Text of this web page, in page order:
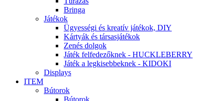
Bringa
Játékok
Ügyességi és kreatív játékok, DIY
Kártyák és társasjátékok
Zenés dolgok
Játék felfedezőknek - HUCKLEBERRY
Játék a legkisebbeknek - KIDOKI
Displays
ITEM
Bútorok